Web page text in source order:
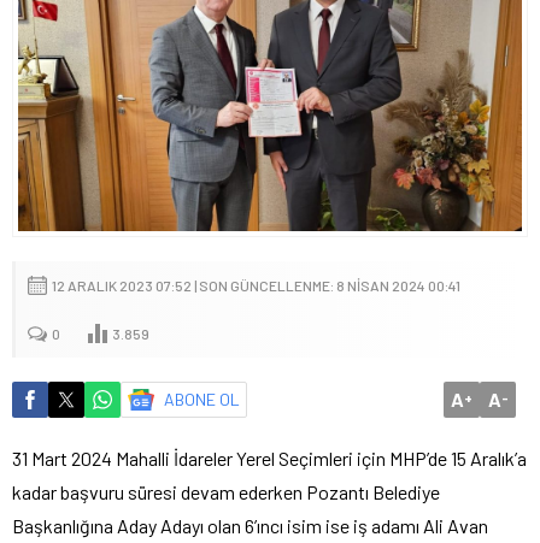
12 ARALIK 2023 07:52 | SON GÜNCELLENME: 8 NISAN 2024 00:41
0 3.859
ABONE OL A+ A-
31 Mart 2024 Mahalli İdareler Yerel Seçimleri için MHP’de 15 Aralık’a
kadar başvuru süresi devam ederken Pozantı Belediye
Başkanlığına Aday Adayı olan 6’ıncı isim ise iş adamı Ali Avan